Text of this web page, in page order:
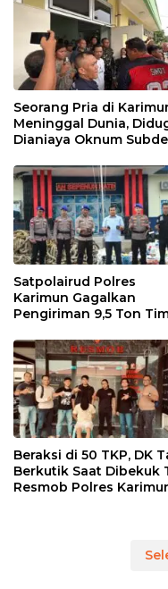
Seorang Pria di
Meninggal Dunia,
Dianiaya Oknum
Satpolairud Polres
Karimun Gagalkan
Pengiriman 9,5 Ton
Tersangka Diamankan
Beraksi di 50 TKP, DK
Berkutik Saat Dibekuk
Resmob Polres